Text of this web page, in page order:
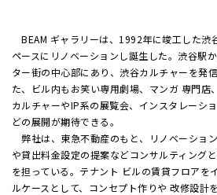
BEAM ギャラリーは、1992年に竣工した渋
ペースにリノベーションし誕生した。渋谷駅
ター街の中心部にあり、渋谷カルチャーを発
た、ビル内もお笑い専用劇場、マンガ 専門店
カルチャーやIP系の展覧会、インスタレーシ
どの展開が期待できる。
弊社は、東急不動産のもと、リノベーショ
や貸出料金設定の提案などコンサルティング
を担っている。テナント ビルの賃貸フロアを
ルケースとして、コンセプト作りや 改修設計